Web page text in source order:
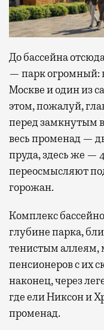
До бассейна
— парк огромный:
Москве и один из
этом, пожалуй,
перед замкнутым
весь променад —
пруда, здесь же —
переосмысляют
горожан.
Комплекс
глубине парка,
тенистым аллеям,
пенсионеров с их
наконец, через
где ели Никсон и
променад.